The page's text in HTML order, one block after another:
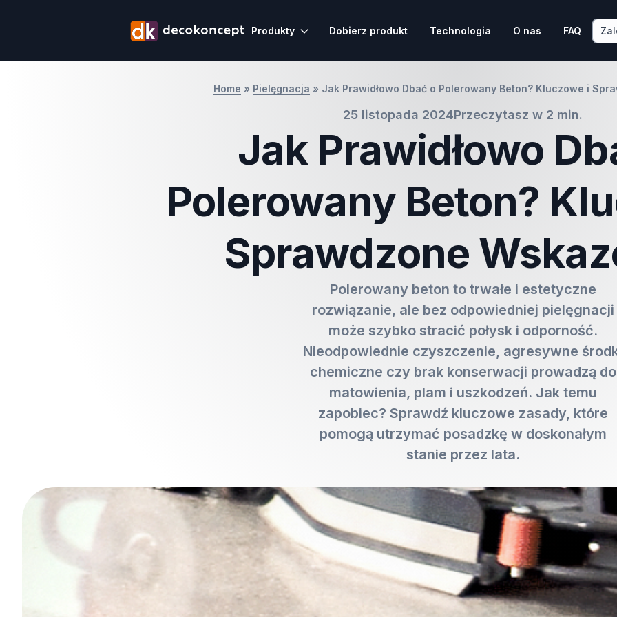
Produkty Dobierz produkt Technologia O nas FAQ
Home » Pielęgnacja » Jak Prawidłowo Dbać o Polerowany Beton? Kluczowe i
25 listopada 2024Przeczytasz w 2 min.
Jak Prawidłowo
Polerowany Beton?
Sprawdzone
Polerowany beton to trwałe i estetyczne
rozwiązanie, ale bez odpowiedniej pielęgnacji
może szybko stracić połysk i odporność.
Nieodpowiednie czyszczenie, agresywne
chemiczne czy brak konserwacji prowadzą do
matowienia, plam i uszkodzeń. Jak temu
zapobiec? Sprawdź kluczowe zasady, które
pomogą utrzymać posadzkę w doskonałym
stanie przez lata.